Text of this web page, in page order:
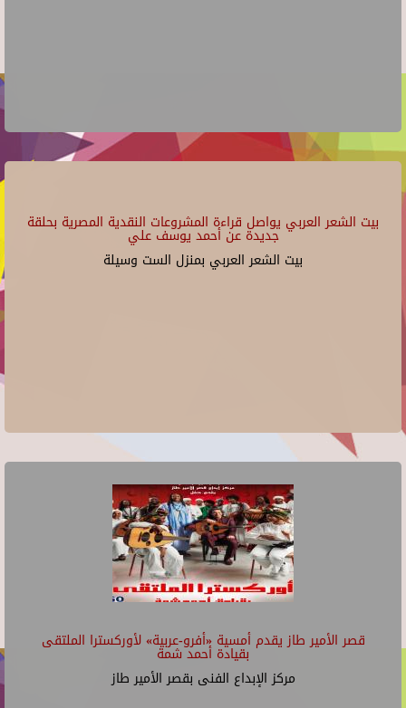
بيت الشعر العربي يواصل قراءة المشروعات النقدية المصرية بحلقة
جديدة عن أحمد يوسف علي
بيت الشعر العربي بمنزل الست وسيلة
قصر الأمير طاز يقدم أمسية «أفرو-عربية» لأوركسترا الملتقى
بقيادة أحمد شمة
مركز الإبداع الفنى بقصر الأمير طاز